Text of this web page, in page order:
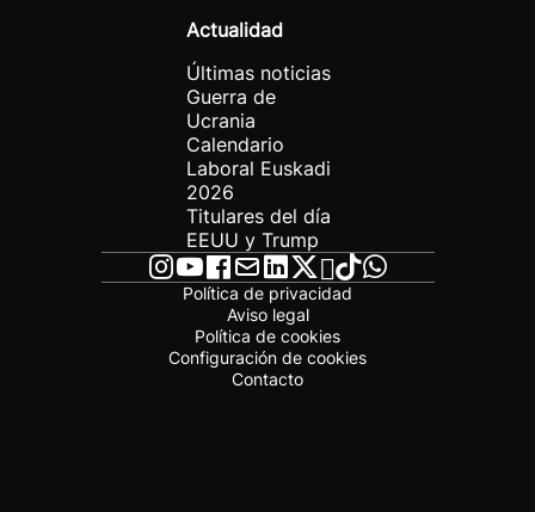
Actualidad
Últimas noticias
Guerra de
Ucrania
Calendario
Laboral Euskadi
2026
Titulares del día
EEUU y Trump
Política de privacidad
Aviso legal
Política de cookies
Configuración de cookies
Contacto